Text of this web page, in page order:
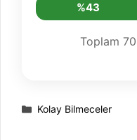
%43
Toplam 70
Kategoriler
Kolay Bilmeceler